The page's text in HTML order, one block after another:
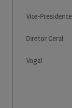
Vice-Presidente
Diretor Geral
Vogal